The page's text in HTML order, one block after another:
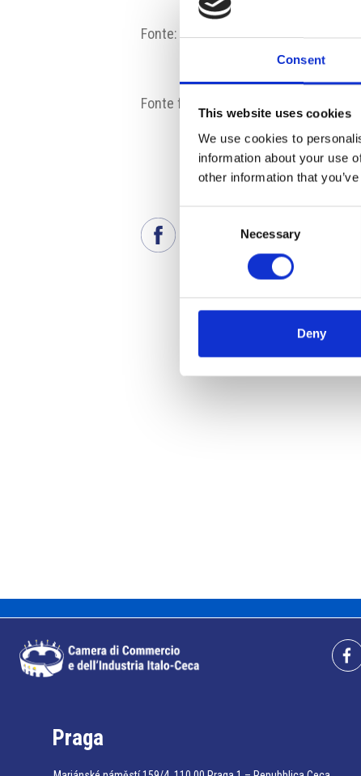
Consent
This website uses cookies
We use cookies to
information about your use
other information that
Necessary
Deny
Fonte:byznys.ihned.cz
Fonte fotografia: EPH
Praga